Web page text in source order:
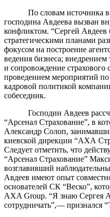
По словам источника
господина Авдеева вызван
конфликтом. “Сергей Авдеев
стратегическими планами
фокусом на построение
ведения бизнеса; внедрением
и сопровождение
проведением мероприятий
кадровой политикой
собеседник.
Господин Авдеев
“Арсенал Страхование”, в
Александр Солоп,
киевской дирекции “АХА
Следует отметить, что
“Арсенал Страхование”
возглавивший
Авдеев имеют опыт
основателей СК “Веско”,
AXA Group. “Я знаю Сергея
сотрудничать”,— признался